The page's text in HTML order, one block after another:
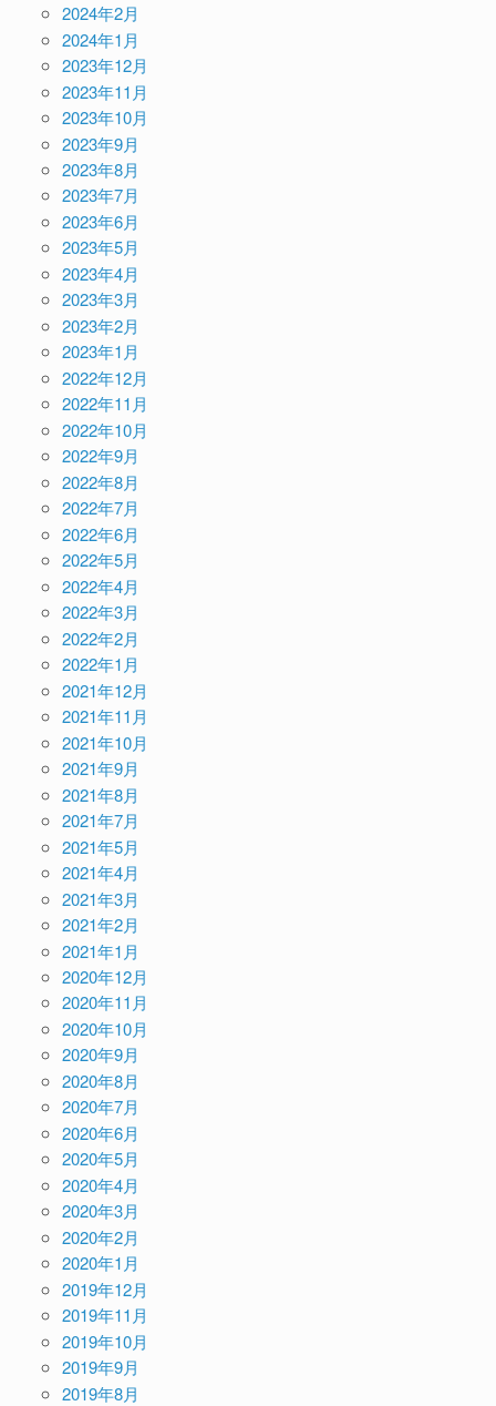
2024年2月
2024年1月
2023年12月
2023年11月
2023年10月
2023年9月
2023年8月
2023年7月
2023年6月
2023年5月
2023年4月
2023年3月
2023年2月
2023年1月
2022年12月
2022年11月
2022年10月
2022年9月
2022年8月
2022年7月
2022年6月
2022年5月
2022年4月
2022年3月
2022年2月
2022年1月
2021年12月
2021年11月
2021年10月
2021年9月
2021年8月
2021年7月
2021年5月
2021年4月
2021年3月
2021年2月
2021年1月
2020年12月
2020年11月
2020年10月
2020年9月
2020年8月
2020年7月
2020年6月
2020年5月
2020年4月
2020年3月
2020年2月
2020年1月
2019年12月
2019年11月
2019年10月
2019年9月
2019年8月